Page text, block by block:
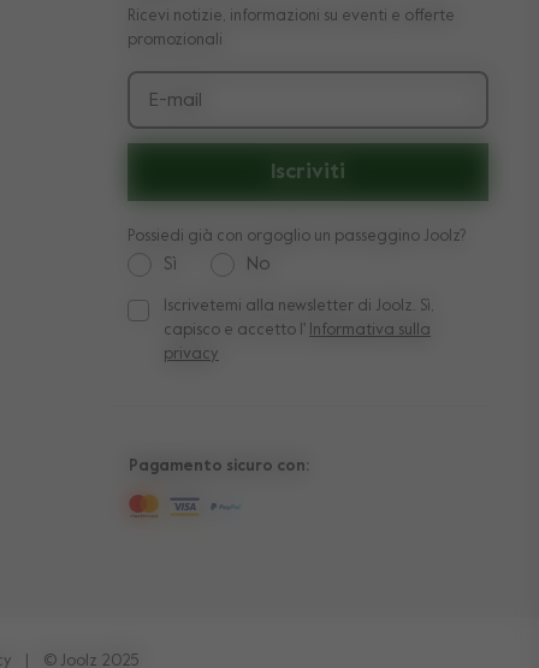
Ricevi notizie, informazioni su eventi e offerte
promozionali
E-mail
Iscriviti
Possiedi già con orgoglio un passeggino Joolz?
Sì No
Iscrivetemi alla newsletter di Joolz. Sì, capisco e
Iscrivetemi alla newsletter di Joolz. Sì,
capisco e accetto l' Informativa sulla
privacy
Pagamento sicuro con:
© Joolz 2025